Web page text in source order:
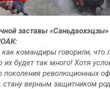
заставы «Саньдаохэцзы»
командиры говорили, что
будет так много! Хотя
поколения революционных
стану верным защитником